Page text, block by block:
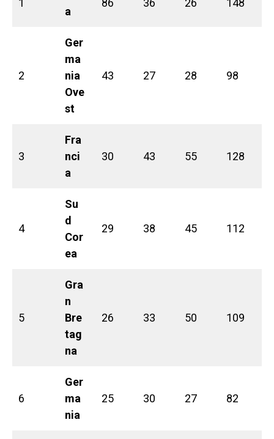
1
a
86 36 26 148
2
Ger
ma
nia
Ove
st
43 27 28 98
3
Fra
nci
a
30 43 55 128
4
Su
d
Cor
ea
29 38 45 112
5
Gra
n
Bre
tag
na
26 33 50 109
6
Ger
ma
nia
25 30 27 82